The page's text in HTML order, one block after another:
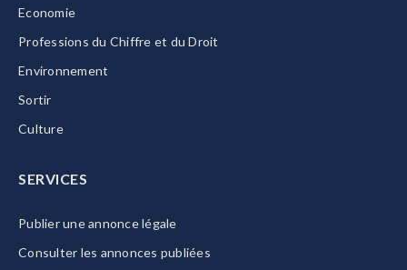
Economie
Professions du Chiffre et du Droit
Environnement
Sortir
Culture
SERVICES
Publier une annonce légale
Consulter les annonces publiées